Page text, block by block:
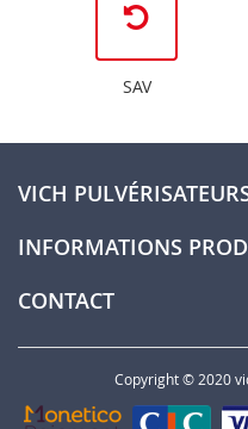
SAV
VICH
INFORMATIONS
CONTACT
Copyright © 2020